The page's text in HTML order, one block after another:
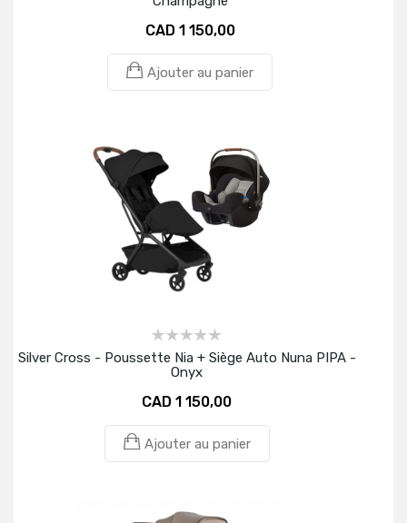
CAD 1 150,00
Ajouter au panier
Silver Cross - Poussette Nia + Siège Auto Nuna PIPA -
Onyx
CAD 1 150,00
Ajouter au panier